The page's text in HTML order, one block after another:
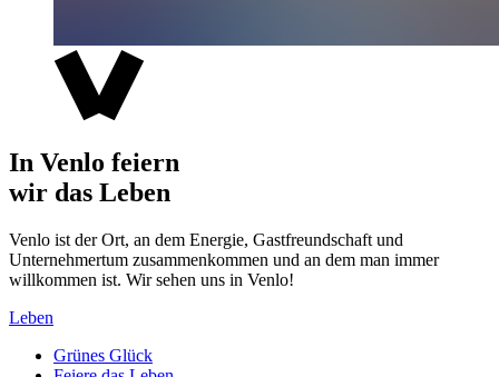
In Venlo feiern
wir das Leben
Venlo ist der Ort, an dem Energie, Gastfreundschaft und
Unternehmertum zusammenkommen und an dem man immer
willkommen ist. Wir sehen uns in Venlo!
Leben
Grünes Glück